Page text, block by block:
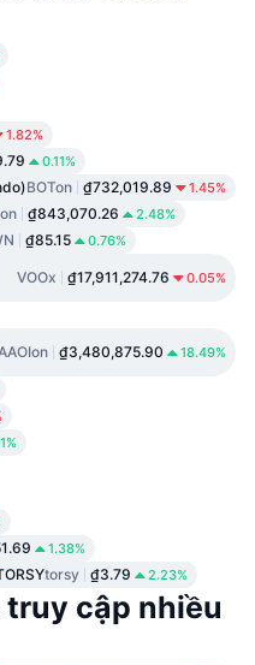
1.82%
0.11%
BOTon ₫732,019.89 1.45%
₫843,070.26 2.48%
₫85.15 0.76%
VOOx ₫17,911,274.76 0.05%
₫3,480,875.90 18.49%
1.38%
torsy ₫3.79 2.23%
cập nhiều